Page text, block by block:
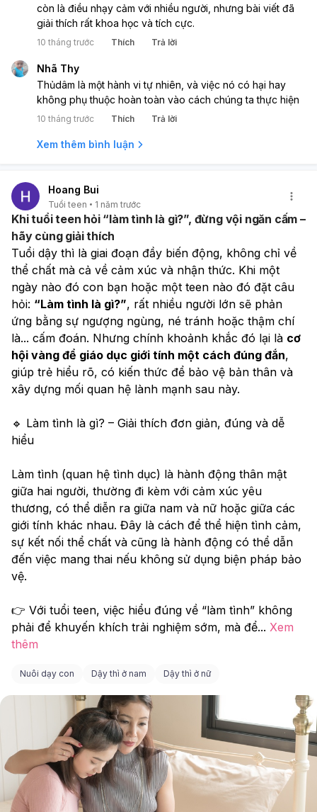
còn là điều nhạy cảm với nhiều người, nhưng bài viết đã
giải thích rất khoa học và tích cực.
10 tháng trước Thích Trả lời
Nhã Thy
Thủdâm là một hành vi tự nhiên, và việc nó có hại hay
không phụ thuộc hoàn toàn vào cách chúng ta thực hiện
10 tháng trước Thích Trả lời
Xem thêm bình luận
Hoang Bui
Tuổi teen 1 năm trước
Khi tuổi teen hỏi “làm tình là gì?”, đừng vội ngăn cấm –
hãy cùng giải thích
Tuổi dậy thì là giai đoạn đầy biến động, không chỉ về
thể chất mà cả về cảm xúc và nhận thức. Khi một
ngày nào đó con bạn hoặc một teen nào đó đặt câu
hỏi: “Làm tình là gì?”, rất nhiều người lớn sẽ phản
ứng bằng sự ngượng ngùng, né tránh hoặc thậm chí
là... cấm đoán. Nhưng chính khoảnh khắc đó lại là cơ
hội vàng để giáo dục giới tính một cách đúng đắn,
giúp trẻ hiểu rõ, có kiến thức để bảo vệ bản thân và
xây dựng mối quan hệ lành mạnh sau này.
🔹 Làm tình là gì? – Giải thích đơn giản, đúng và dễ
hiểu
Làm tình (quan hệ tình dục) là hành động thân mật
giữa hai người, thường đi kèm với cảm xúc yêu
thương, có thể diễn ra giữa nam và nữ hoặc giữa các
giới tính khác nhau. Đây là cách để thể hiện tình cảm,
sự kết nối thể chất và cũng là hành động có thể dẫn
đến việc mang thai nếu không sử dụng biện pháp bảo
vệ.
👉 Với tuổi teen, việc hiểu đúng về “làm tình” không
phải để khuyến khích trải nghiệm sớm, mà để... Xem
thêm
Nuôi dạy con Dậy thì ở nam Dậy thì ở nữ